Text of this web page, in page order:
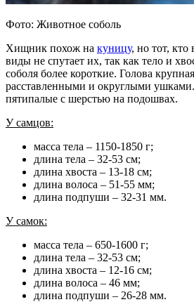
Фото: Животное соболь
Хищник похож на куницу, но тот, кто
виды не спутает их, так как тело и
соболя более короткие. Голова
расставленными и округлыми
пятипалые с шерстью на подошвах.
У самцов:
масса тела – 1150-1850 г;
длина тела – 32-53 см;
длина хвоста – 13-18 см;
длина волоса – 51-55 мм;
длина подпуши – 32-31 мм.
У самок:
масса тела – 650-1600 г;
длина тела – 32-53 см;
длина хвоста – 12-16 см;
длина волоса – 46 мм;
длина подпуши – 26-28 мм.